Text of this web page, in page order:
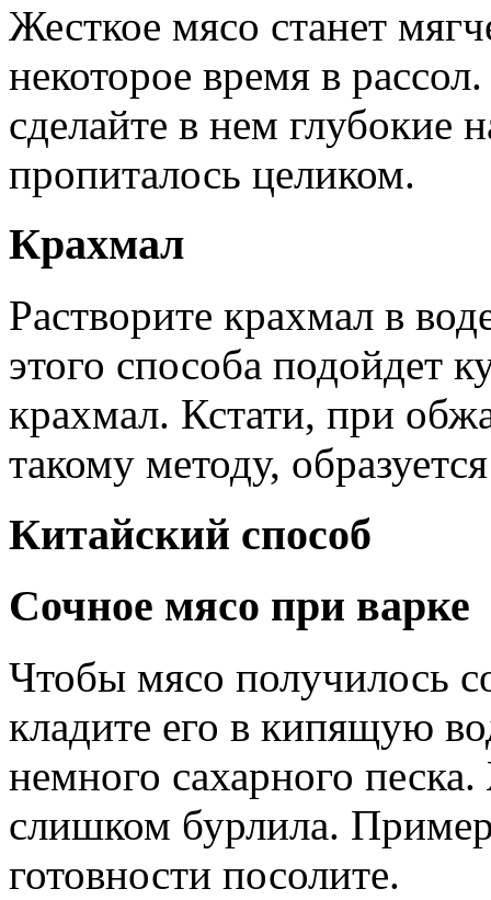
Жесткое мясо станет
некоторое время в
сделайте в нем глубокие
пропиталось целиком.
Крахмал
Растворите крахмал в
этого способа подойдет
крахмал. Кстати, при
такому методу,
Китайский способ
Сочное мясо при варке
Чтобы мясо получилось
кладите его в кипящую
немного сахарного
слишком бурлила.
готовности посолите.